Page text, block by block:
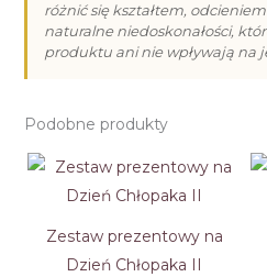
różnić się kształtem,
naturalne niedoskonałości,
produktu ani nie wpływają na
Podobne produkty
Zestaw prezentowy na
Dzień Chłopaka II